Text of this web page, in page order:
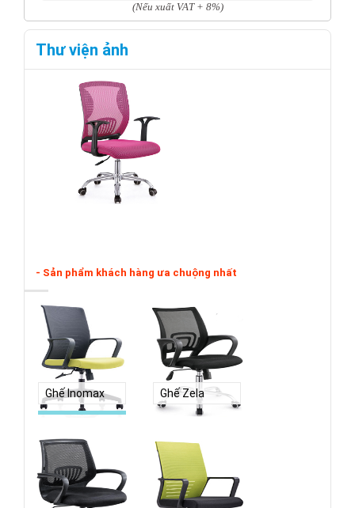
(Nếu xuất VAT + 8%)
Thư viện ảnh
- Sản phẩm khách hàng ưa chuộng nhất
Ghế Inomax Ghế Zela